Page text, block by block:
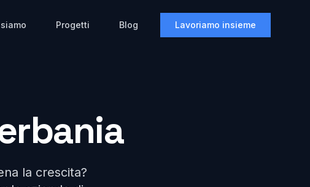
Progetti Blog Lavoriamo insieme
la crescita?